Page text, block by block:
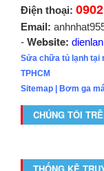
Điện thoại:
Email:
- Website:
Sửa chữa tủ lạnh tại
TPHCM
Sitemap | Bơm ga
CHÚNG TÔI
THỐNG KÊ